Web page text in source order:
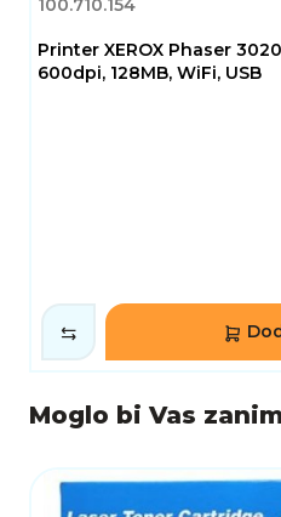
100.710.154
Printer XEROX Phaser
600dpi, 128MB, WiFi, USB
Moglo bi Vas